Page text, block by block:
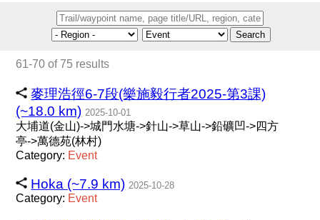
Search
61-70 of 75 results
麥理浩徑6-7段(樂施毅行者2025-第3課)
(~18.0 km) 2025-10-01
大埔道(金山)->城門水塘->針山->草山->鉛礦凹->四方
亭->萬德苑(林村)
Category: Event
Hoka (~7.9 km) 2025-10-28
Category: Event